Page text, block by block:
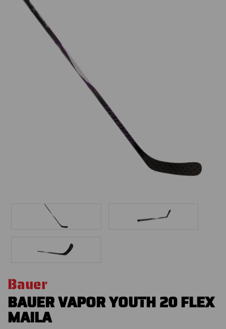
Bauer
BAUER VAPOR YOUTH 20 FLEX
MAILA